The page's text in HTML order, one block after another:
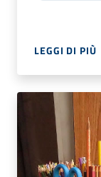
LEGGI DI PIÙ